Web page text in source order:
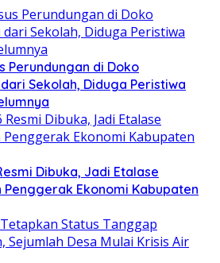
Perundungan di Doko
Sekolah, Diduga Peristiwa
Dibuka, Jadi Etalase
Penggerak Ekonomi Kabupaten